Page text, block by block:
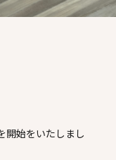
開始をいたしまし